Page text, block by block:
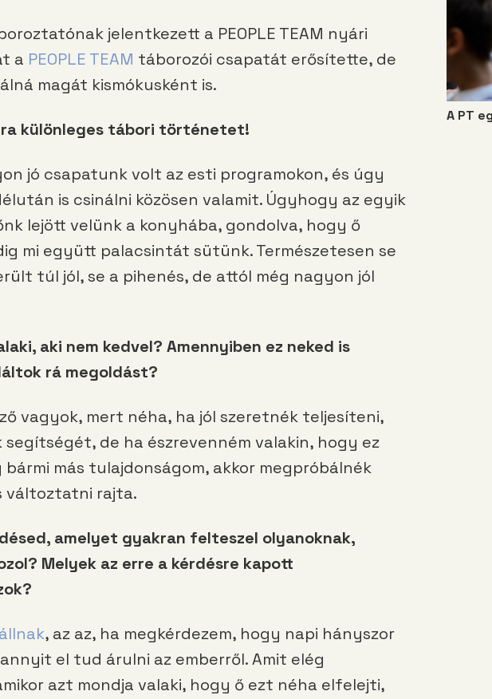
jelentkezett a PEOPLE TEAM nyári
a PEOPLE TEAM táborozói csapatát erősítette, de
magát kismókusként is.
különleges tábori történetet!
jó csapatunk volt az esti programokon, és úgy
is csinálni közösen valamit. Úgyhogy az egyik
lejött velünk a konyhába, gondolva, hogy ő
mi együtt palacsintát sütünk. Természetesen se
túl jól, se a pihenés, de attól még nagyon jól
aki nem kedvel? Amennyiben ez neked is
rá megoldást?
vagyok, mert néha, ha jól szeretnék teljesíteni,
segítségét, de ha észrevenném valakin, hogy ez
más tulajdonságom, akkor megpróbálnék
változtatni rajta.
amelyet gyakran felteszel olyanoknak,
Melyek az erre a kérdésre kapott
, az az, ha megkérdezem, hogy napi hányszor
el tud árulni az emberről. Amit elég
azt mondja valaki, hogy ő ezt néha elfelejti,
A PT